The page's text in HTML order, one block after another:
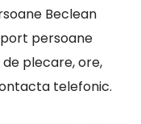
Beclean
persoane
plecare, ore,
telefonic.